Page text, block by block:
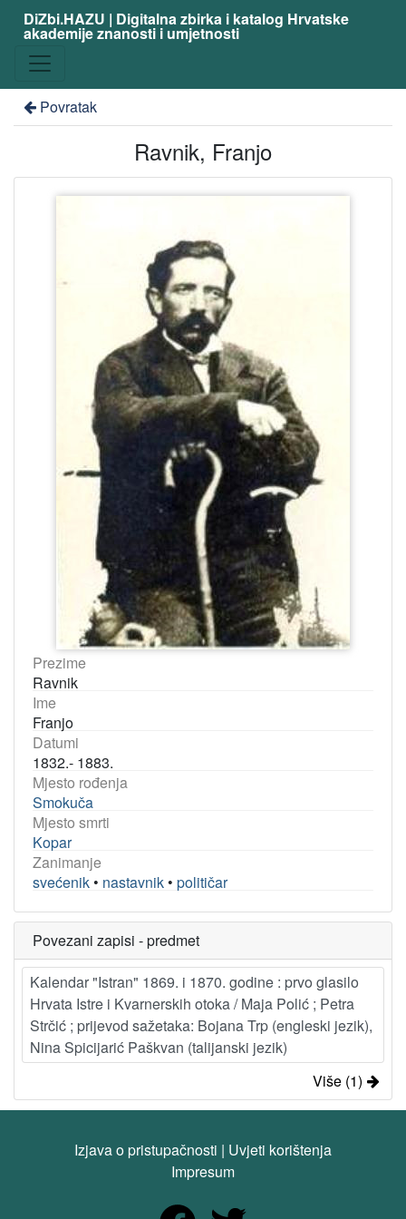
DiZbi.HAZU | Digitalna zbirka i katalog Hrvatske
akademije znanosti i umjetnosti
Povratak
Ravnik, Franjo
Prezime
Ravnik
Ime
Franjo
Datumi
1832.- 1883.
Mjesto rođenja
Smokuča
Mjesto smrti
Kopar
Zanimanje
svećenik • nastavnik • političar
Povezani zapisi - predmet
Kalendar "Istran" 1869. i 1870. godine : prvo glasilo
Hrvata Istre i Kvarnerskih otoka / Maja Polić ; Petra
Strčić ; prijevod sažetaka: Bojana Trp (engleski jezik),
Nina Spicijarić Paškvan (talijanski jezik)
Više (1)
Izjava o pristupačnosti | Uvjeti korištenja
Impresum